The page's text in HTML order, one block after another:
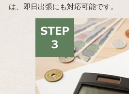
は、即日出張にも対応可能です。